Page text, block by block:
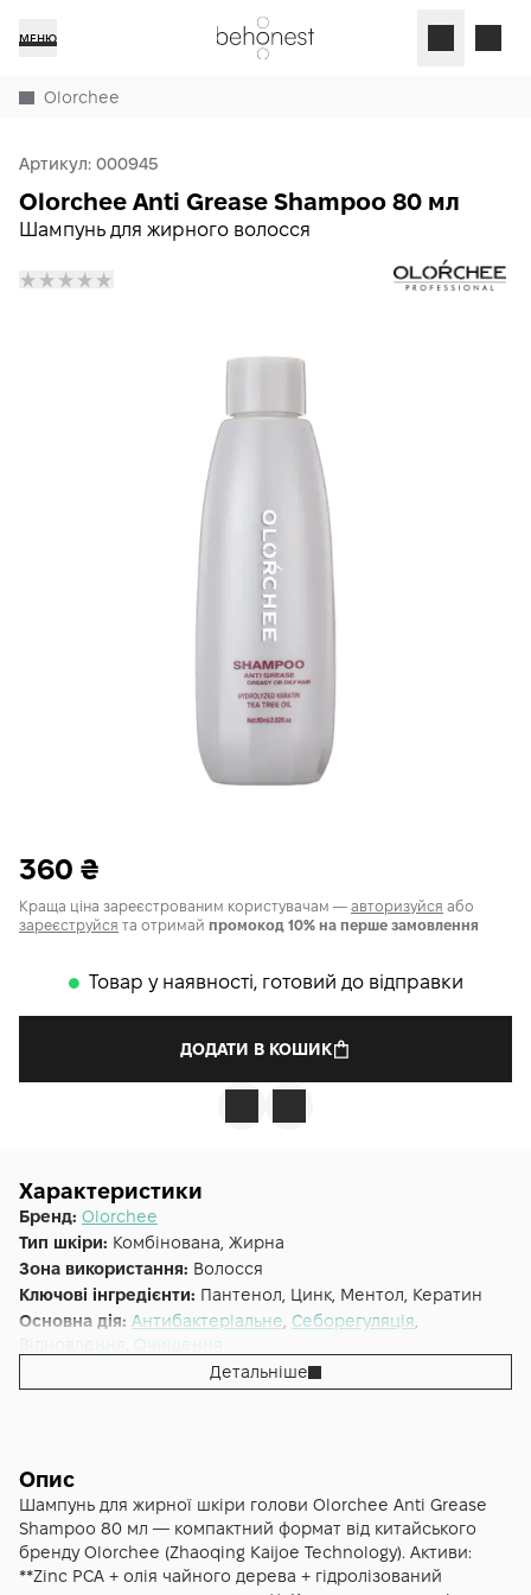
МЕНЮ
Olorchee
Артикул: 000945
Шампунь для жирного волосся
Olorchee Anti Grease Shampoo 80 мл
360 ₴
Краща ціна зареєстрованим користувачам — авторизуйся або
зареєструйся та отримай промокод 10% на перше замовлення
𒊹 Товар у наявності, готовий до відправки
ДОДАТИ В КОШИК
Характеристики
Бренд: Olorchee
Тип шкіри: Комбінована, Жирна
Зона використання: Волосся
Ключові інгредієнти: Пантенол, Цинк, Ментол, Кератин
Основна дія: Антибактеріальне Себорегуляція
Відновлення
Очищення
ШампуньДетальніше
Опис
Шампунь для жирної шкіри голови Olorchee Anti Grease
Shampoo 80 мл — компактний формат від китайського
бренду Olorchee (Zhaoqing Kaijoe Technology). Активи:
**Zinc PCA + олія чайного дерева + гідролізований